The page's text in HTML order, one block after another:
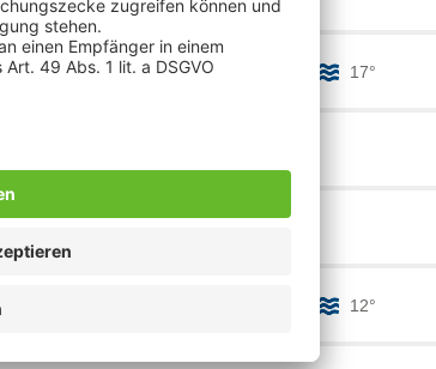
Montenegro (1)
Nordeuropa (1)
Singapur & Malaysia (1)
17°
12°